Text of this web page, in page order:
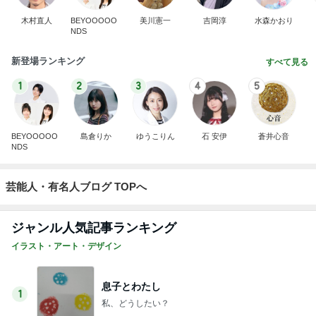
木村直人
BEYOOOOO
NDS
美川憲一 吉岡淳 水森かおり
新登場ランキング すべて見る
1
BEYOOOOO
NDS
2
島倉りか
3
ゆうこりん
4
石 安伊
5
蒼井心音
芸能人・有名人ブログ TOPへ
ジャンル人気記事ランキング
イラスト・アート・デザイン
1
息子とわたし
私、どうしたい？